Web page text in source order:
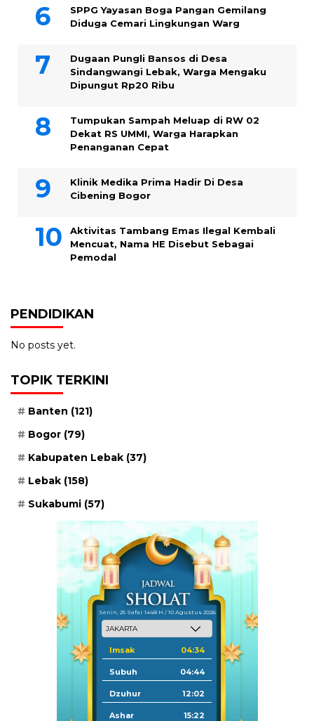
SPPG Yayasan Boga Pangan Gemilang
Diduga Cemari Lingkungan Warg
Dugaan Pungli Bansos di Desa
Sindangwangi Lebak, Warga Mengaku
Dipungut Rp20 Ribu
Tumpukan Sampah Meluap di RW 02
Dekat RS UMMI, Warga Harapkan
Penanganan Cepat
Klinik Medika Prima Hadir Di Desa
Cibening Bogor
Aktivitas Tambang Emas Ilegal Kembali
Mencuat, Nama HE Disebut Sebagai
Pemodal
PENDIDIKAN
No posts yet.
TOPIK TERKINI
Banten (121)
Bogor (79)
Kabupaten Lebak (37)
Lebak (158)
Sukabumi (57)
Senin, 25 Safar 1448 H / 10 Agustus 2026
Imsak 04:34
Subuh 04:44
Dzuhur 12:02
Ashar 15:22